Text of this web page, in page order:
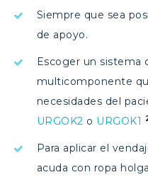
Siempre que sea
de apoyo.
Escoger un sistema
multicomponente
necesidades del
URGOK2 o URGOK1
Para aplicar el
acuda con ropa